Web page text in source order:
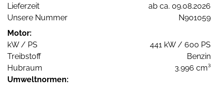
Lieferzeit
ab ca. 09.08.2026
Unsere Nummer
N901059
Motor:
kW / PS
441 kW / 600 PS
Treibstoff
Benzin
Hubraum
3.996 cm³
Umweltnormen: